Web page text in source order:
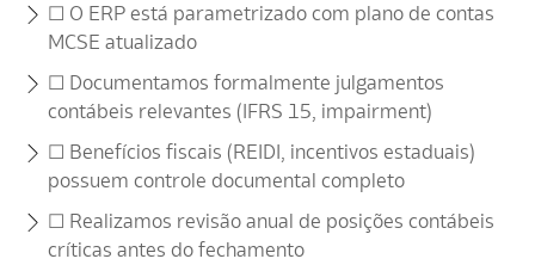
☐ O ERP está parametrizado com plano de contas
MCSE atualizado
☐ Documentamos formalmente julgamentos
contábeis relevantes (IFRS 15, impairment)
☐ Benefícios fiscais (REIDI, incentivos estaduais)
possuem controle documental completo
☐ Realizamos revisão anual de posições contábeis
críticas antes do fechamento